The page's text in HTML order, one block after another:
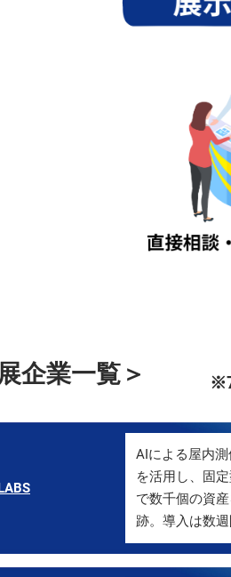
企業一覧＞
AIによる屋内
を活用し、固
で数千個の資
跡。導入は数